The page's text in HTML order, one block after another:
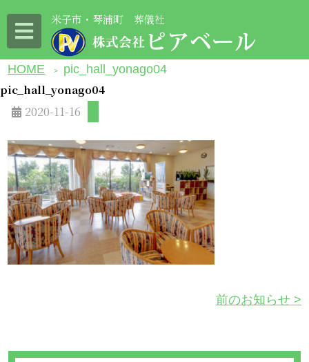
米子市・琴浦町 葬儀社
HOME > pic_hall_yonago04
pic_hall_yonago04
2020-11-16
前のお知らせ